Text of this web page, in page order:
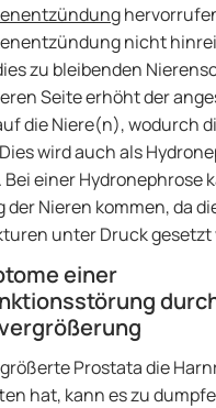
nicht
zu bleibenden
Seite erhöht der
die Niere(n), wodurch
wird auch als
einer Hydronephrose
der Nieren kommen, da
unter Druck gesetzt
einer
Prostata die
hat, kann es zu